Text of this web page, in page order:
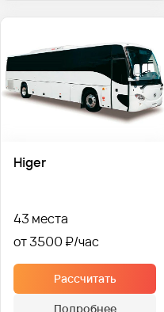
Higer
43 места
от 3500 ₽
Рассчитать
Подробнее